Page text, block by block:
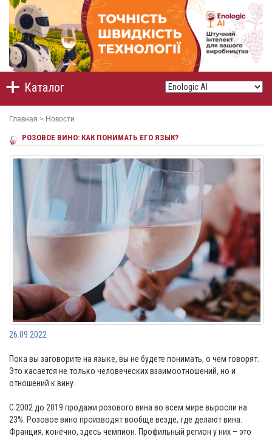
Каталог
Главная > Новости
РОЗОВОЕ ВИНО: КАК ПОНИМАТЬ ЕГО ЯЗЫК?
26.09.2022
Пока вы заговорите на языке, вы не будете понимать, о чем говорят.
Это касается не только человеческих взаимоотношений, но и
отношений к вину.
С 2002 до 2019 продажи розового вина во всем мире выросли на
23%. Розовое вино производят вообще везде, где делают вина.
Франция, конечно, здесь чемпион. Профильный регион у них – это